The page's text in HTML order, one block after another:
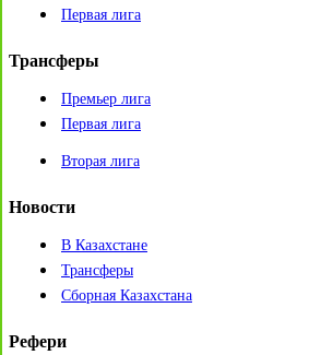
Первая лига
Трансферы
Премьер лига
Первая лига
Вторая лига
Новости
В Казахстане
Трансферы
Сборная Казахстана
Рефери